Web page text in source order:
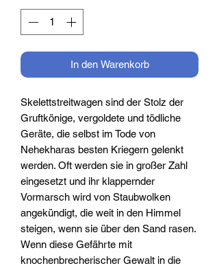
In den Warenkorb
Skelettstreitwagen sind der Stolz der
Gruftkönige, vergoldete und tödliche
Geräte, die selbst im Tode von
Nehekharas besten Kriegern gelenkt
werden. Oft werden sie in großer Zahl
eingesetzt und ihr klappernder
Vormarsch wird von Staubwolken
angekündigt, die weit in den Himmel
steigen, wenn sie über den Sand rasen.
Wenn diese Gefährte mit
knochenbrecherischer Gewalt in die